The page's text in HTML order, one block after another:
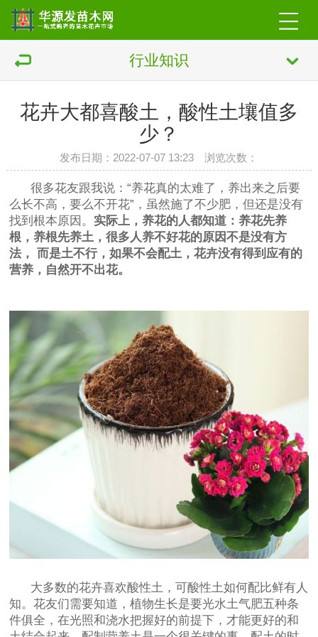
行业知识
花卉大都喜酸土，酸性土壤值多
少？
发布日期：2022-07-07 13:23 浏览次数：
很多花友跟我说：“养花真的太难了，养出来之后要
么长不高，要么不开花”，虽然施了不少肥，但还是没有
找到根本原因。 实际上，养花的人都知道：养花先养
根，养根先养土，很多人养不好花的原因不是没有方
法， 而是土不行，如果不会配土，花卉没有得到应有的
营养，自然开不出花。
大多数的花卉喜欢酸性土，可酸性土如何配比鲜有人
知。花友们需要知道，植物生长是要光水土气肥五种条
件俱全，在光照和浇水把握好的前提下，才能更好的和